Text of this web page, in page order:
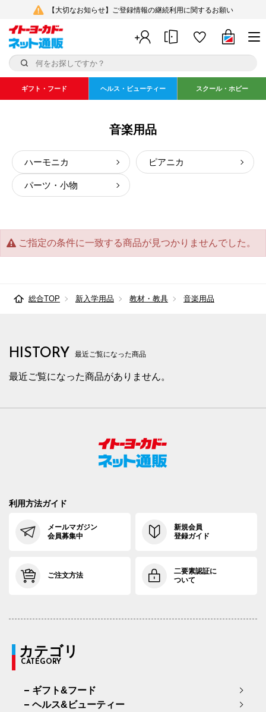
【大切なお知らせ】ご登録情報の継続利用に関するお願い
ギフト・フード ヘルス・ビューティー スクール・ホビー
音楽用品
ハーモニカ ピアニカ
パーツ・小物
ご指定の条件に一致する商品が見つかりませんでした。
総合TOP 新入学用品 教材・教具 音楽用品
HISTORY 最近ご覧になった商品
最近ご覧になった商品がありません。
利用方法ガイド
メールマガジン
会員募集中
新規会員
登録ガイド
ご注文方法
二要素認証に
ついて
カテゴリ
CATEGORY
ギフト&フード
ヘルス&ビューティー